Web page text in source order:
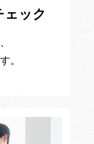
ェック
。